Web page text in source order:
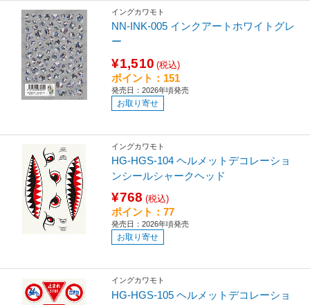
イングカワモト
NN-INK-005 インクアートホワイトグレ
ー
¥1,510 (税込)
ポイント：151
発売日：2026年頃発売
お取り寄せ
イングカワモト
HG-HGS-104 ヘルメットデコレーショ
ンシールシャークヘッド
¥768 (税込)
ポイント：77
発売日：2026年頃発売
お取り寄せ
イングカワモト
HG-HGS-105 ヘルメットデコレーショ